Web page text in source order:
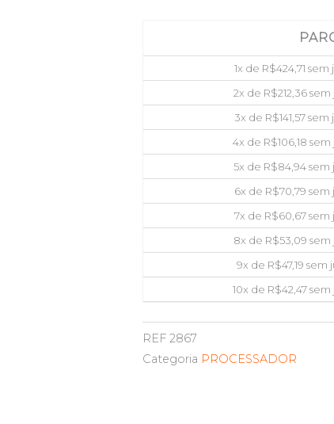
1x de R$424,71 sem
2x de R$212,36sem
3x de R$141,57sem
4x de R$106,18 sem
5x de R$84,94sem
6x de R$70,79 sem
7x de R$60,67sem
8x de R$53,09 sem
9x de R$47,19 sem
10x de R$42,47sem
REF 2867
Categoria PROCESSADOR